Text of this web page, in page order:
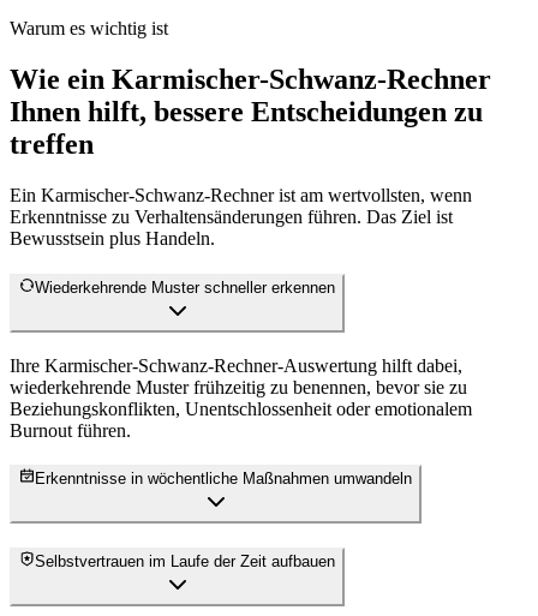
Warum es wichtig ist
Wie ein Karmischer-Schwanz-Rechner
Ihnen hilft, bessere Entscheidungen zu
treffen
Ein Karmischer-Schwanz-Rechner ist am wertvollsten, wenn
Erkenntnisse zu Verhaltensänderungen führen. Das Ziel ist
Bewusstsein plus Handeln.
Wiederkehrende Muster schneller erkennen
Ihre Karmischer-Schwanz-Rechner-Auswertung hilft dabei,
wiederkehrende Muster frühzeitig zu benennen, bevor sie zu
Beziehungskonflikten, Unentschlossenheit oder emotionalem
Burnout führen.
Erkenntnisse in wöchentliche Maßnahmen umwandeln
Selbstvertrauen im Laufe der Zeit aufbauen